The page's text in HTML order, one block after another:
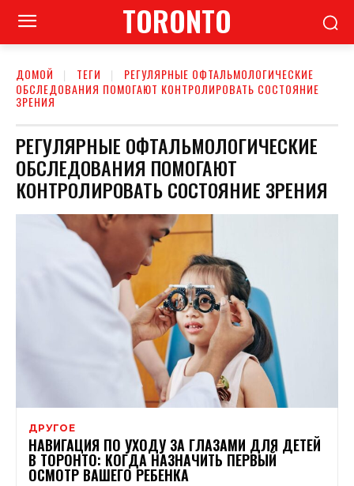
TORONTO
ДОМОЙ ТЕГИ
РЕГУЛЯРНЫЕ ОФТАЛЬМОЛОГИЧЕСКИЕ
ОБСЛЕДОВАНИЯ ПОМОГАЮТ КОНТРОЛИРОВАТЬ СОСТОЯНИЕ
ЗРЕНИЯ
РЕГУЛЯРНЫЕ ОФТАЛЬМОЛОГИЧЕСКИЕ
ОБСЛЕДОВАНИЯ ПОМОГАЮТ
КОНТРОЛИРОВАТЬ СОСТОЯНИЕ ЗРЕНИЯ
ДРУГОЕ
НАВИГАЦИЯ ПО УХОДУ ЗА ГЛАЗАМИ ДЛЯ ДЕТЕЙ
В ТОРОНТО: КОГДА НАЗНАЧИТЬ ПЕРВЫЙ
ОСМОТР ВАШЕГО РЕБЕНКА